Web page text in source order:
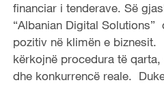
financiar i tenderave. Së
“Albanian Digital
pozitiv në klimën e biznesit.
kërkojnë procedura të
dhe konkurrencë reale.